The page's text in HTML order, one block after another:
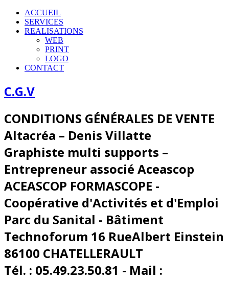
ACCUEIL
SERVICES
REALISATIONS
WEB
PRINT
LOGO
CONTACT
C.G.V
CONDITIONS GÉNÉRALES DE VENTE
Altacréa – Denis Villatte
Graphiste multi supports –
Entrepreneur associé Aceascop
ACEASCOP FORMASCOPE -
Coopérative d'Activités et d'Emploi
Parc du Sanital - Bâtiment
Technoforum 16 RueAlbert Einstein
86100 CHATELLERAULT
Tél. : 05.49.23.50.81 - Mail :